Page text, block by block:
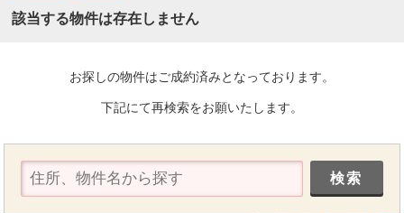
該当する物件は存在しません
お探しの物件はご成約済みとなっております。
下記にて再検索をお願いたします。